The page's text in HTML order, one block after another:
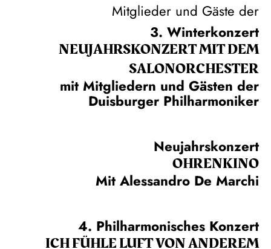
Mitglieder und Gäste der
3. Winterkonzert
NEUJAHRS­KONZERT MIT DEM
SALON­ORCHESTER
mit Mitgliedern und Gästen der
Duisburger Philharmoniker
Neujahrskonzert
OHRENKINO
Mit Alessandro De Marchi
4. Philharmonisches Konzert
ICH FÜHLE LUFT VON ANDEREM